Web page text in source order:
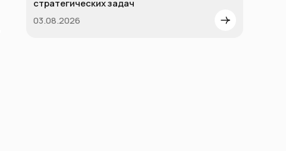
стратегических задач
03.08.2026